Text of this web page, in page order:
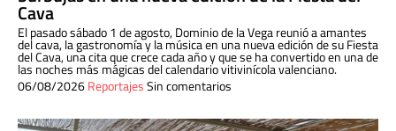
Cava
El pasado sábado 1 de agosto, Dominio de la Vega reunió a amantes
del cava, la gastronomía y la música en una nueva edición de su Fiesta
del Cava, una cita que crece cada año y que se ha convertido en una de
las noches más mágicas del calendario vitivinícola valenciano.
06/08/2026ReportajesSin comentarios